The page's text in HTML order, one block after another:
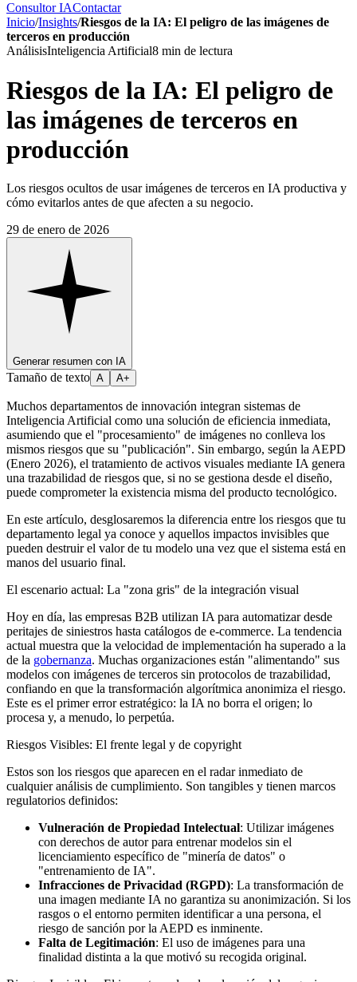
Consultor IAContactar
Inicio/Insights/Riesgos de la IA: El peligro de las imágenes de
terceros en producción
AnálisisInteligencia Artificial8 min de lectura
Riesgos de la IA: El peligro de
las imágenes de terceros en
producción
Los riesgos ocultos de usar imágenes de terceros en IA productiva y
cómo evitarlos antes de que afecten a su negocio.
29 de enero de 2026
Generar resumen con IA
Tamaño de texto A A+
Muchos departamentos de innovación integran sistemas de
Inteligencia Artificial como una solución de eficiencia inmediata,
asumiendo que el "procesamiento" de imágenes no conlleva los
mismos riesgos que su "publicación". Sin embargo, según la AEPD
(Enero 2026), el tratamiento de activos visuales mediante IA genera
una trazabilidad de riesgos que, si no se gestiona desde el diseño,
puede comprometer la existencia misma del producto tecnológico.
En este artículo, desglosaremos la diferencia entre los riesgos que tu
departamento legal ya conoce y aquellos impactos invisibles que
pueden destruir el valor de tu modelo una vez que el sistema está en
manos del usuario final.
El escenario actual: La "zona gris" de la integración visual
Hoy en día, las empresas B2B utilizan IA para automatizar desde
peritajes de siniestros hasta catálogos de e-commerce. La tendencia
actual muestra que la velocidad de implementación ha superado a la
de la gobernanza. Muchas organizaciones están "alimentando" sus
modelos con imágenes de terceros sin protocolos de trazabilidad,
confiando en que la transformación algorítmica anonimiza el riesgo.
Este es el primer error estratégico: la IA no borra el origen; lo
procesa y, a menudo, lo perpetúa.
Riesgos Visibles: El frente legal y de copyright
Estos son los riesgos que aparecen en el radar inmediato de
cualquier análisis de cumplimiento. Son tangibles y tienen marcos
regulatorios definidos:
Vulneración de Propiedad Intelectual: Utilizar imágenes
con derechos de autor para entrenar modelos sin el
licenciamiento específico de "minería de datos" o
"entrenamiento de IA".
Infracciones de Privacidad (RGPD): La transformación de
una imagen mediante IA no garantiza su anonimización. Si los
rasgos o el entorno permiten identificar a una persona, el
riesgo de sanción por la AEPD es inminente.
Falta de Legitimación: El uso de imágenes para una
finalidad distinta a la que motivó su recogida original.